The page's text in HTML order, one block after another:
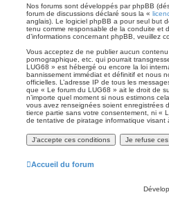
Nos forums sont développés par phpBB
forum de discussions déclaré sous la «
anglais). Le logiciel phpBB a pour seul but
tenu comme responsable de la conduite et
d’informations concernant phpBB, veuillez
Vous acceptez de ne publier aucun
pornographique, etc. qui pourrait
LUG68 » est hébergé ou encore la loi
bannissement immédiat et définitif et nous
officielles. L’adresse IP de tous les
que « Le forum du LUG68 » ait le droit de
n’importe quel moment si nous estimons
vous avez renseignées soient enregistrées
tierce partie sans votre consentement, ni «
de tentative de piratage informatique visant
Accueil du forum